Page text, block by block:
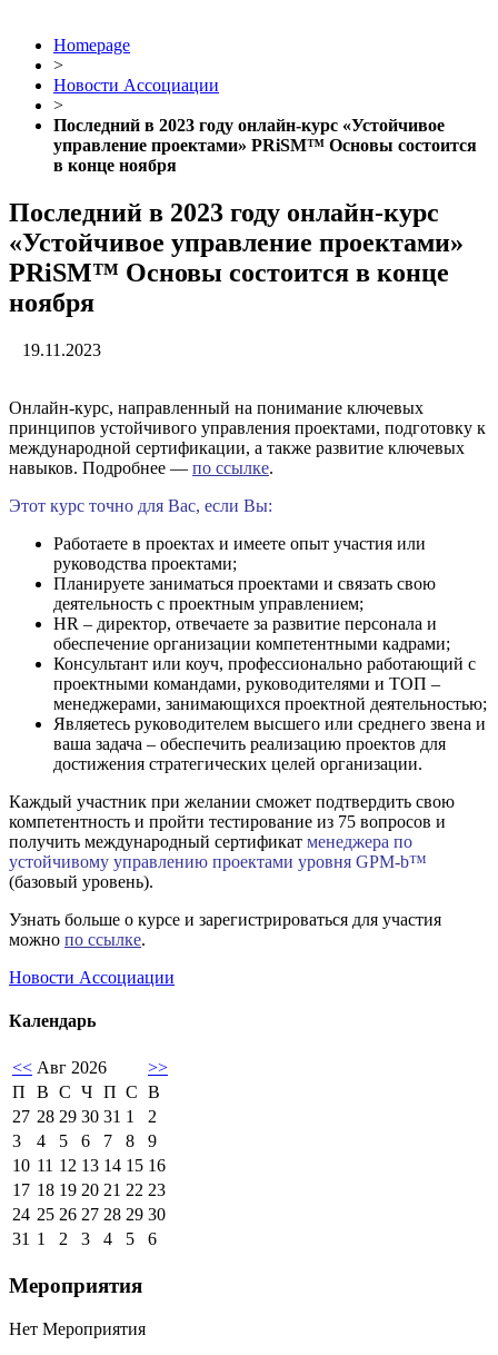
Homepage
>
Новости Ассоциации
>
Последний в 2023 году онлайн-курс «Устойчивое
управление проектами» PRiSM™ Основы состоится
в конце ноября
Последний в 2023 году онлайн-курс
«Устойчивое управление проектами»
PRiSM™ Основы состоится в конце
ноября
19.11.2023
Онлайн-курс, направленный на понимание ключевых
принципов устойчивого управления проектами, подготовку к
международной сертификации, а также развитие ключевых
навыков. Подробнее — по ссылке.
Этот курс точно для Вас, если Вы:
Работаете в проектах и имеете опыт участия или
руководства проектами;
Планируете заниматься проектами и связать свою
деятельность с проектным управлением;
HR – директор, отвечаете за развитие персонала и
обеспечение организации компетентными кадрами;
Консультант или коуч, профессионально работающий с
проектными командами, руководителями и ТОП –
менеджерами, занимающихся проектной деятельностью;
Являетесь руководителем высшего или среднего звена и
ваша задача – обеспечить реализацию проектов для
достижения стратегических целей организации.
Каждый участник при желании сможет подтвердить свою
компетентность и пройти тестирование из 75 вопросов и
получить международный сертификат менеджера по
устойчивому управлению проектами уровня GPM-b™
(базовый уровень).
Узнать больше о курсе и зарегистрироваться для участия
можно по ссылке.
Новости Ассоциации
Календарь
<< Авг 2026
>>
П
В С Ч П С В
27 28 29 30 31 1
2
3
4 5 6 7 8
9
10 11 12 13 14 15 16
17 18 19 20 21 22 23
24 25 26 27 28 29 30
31 1 2 3 4 5 6
Мероприятия
Нет Мероприятия